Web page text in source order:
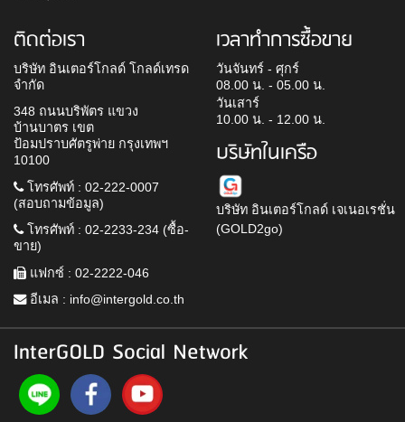
ติดต่อเรา
บริษัท อินเตอร์โกลด์ โกลด์เทรด
จำกัด
348 ถนนบริพัตร แขวง
บ้านบาตร เขต
ป้อมปราบศัตรูพ่าย กรุงเทพฯ
10100
โทรศัพท์ : 02-222-0007
(สอบถามข้อมูล)
โทรศัพท์ : 02-2233-234 (ซื้อ-
ขาย)
แฟกซ์ : 02-2222-046
อีเมล : info@intergold.co.th
เวลาทำการซื้อขาย
วันจันทร์ - ศุกร์
08.00 น. - 05.00 น.
วันเสาร์
10.00 น. - 12.00 น.
บริษัทในเครือ
บริษัท อินเตอร์โกลด์ เจเนอเรชั่น
(GOLD2go)
InterGOLD Social Network